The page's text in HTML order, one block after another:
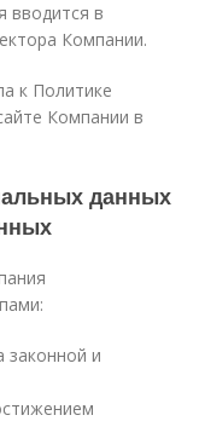
вводится в
Компании.
к Политике
Компании в
данных
законной и